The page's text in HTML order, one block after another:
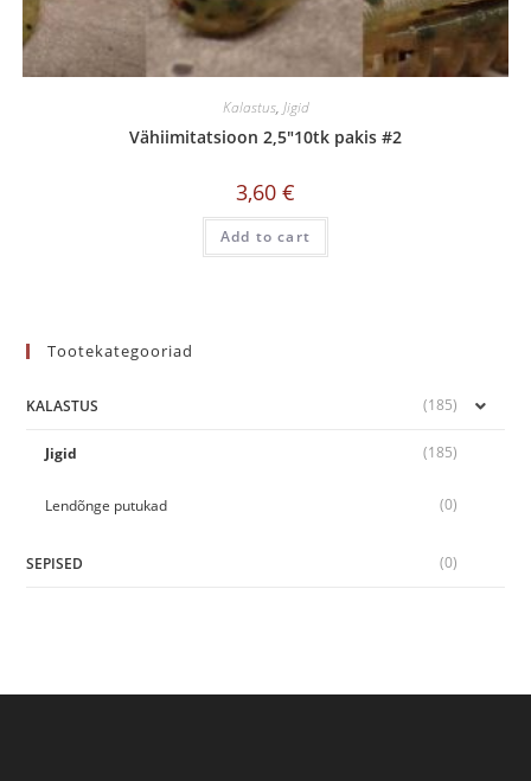
Kalastus, Jigid
Vähiimitatsioon 2,5″10tk pakis #2
3,60 €
Add to cart
Tootekategooriad
KALASTUS (185)
Jigid (185)
Lendõnge putukad (0)
SEPISED (0)